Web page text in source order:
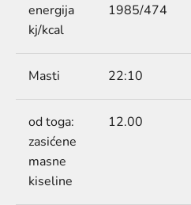
energija
kj/kcal
1985/474
Masti 22:10
od toga:
zasićene
masne
kiseline
12.00